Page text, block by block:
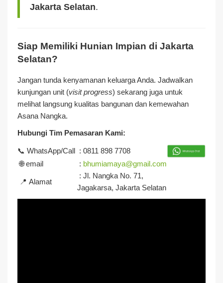
Jakarta Selatan.
Siap Memiliki Hunian Impian di Jakarta
Selatan?
Jangan tunda kenyamanan keluarga Anda. Jadwalkan
kunjungan unit (visit progress) sekarang juga untuk
melihat langsung kualitas bangunan dan kemewahan
Asana Nangka.
Hubungi Tim Pemasaran Kami:
📞 WhatsApp/Call : 0811 898 7708
🌐 email
: bhumiamaya@gmail.com
📍 Alamat
: Jl. Nangka No. 71,
Jagakarsa, Jakarta Selatan